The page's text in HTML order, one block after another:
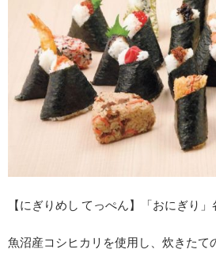
【にぎりめし てっぺん】「おにぎり
魚沼産コシヒカリを使用し、炊きたて